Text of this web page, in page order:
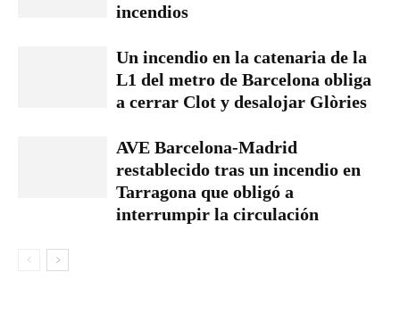
incendios
Un incendio en la catenaria de la
L1 del metro de Barcelona obliga
a cerrar Clot y desalojar Glòries
AVE Barcelona-Madrid
restablecido tras un incendio en
Tarragona que obligó a
interrumpir la circulación